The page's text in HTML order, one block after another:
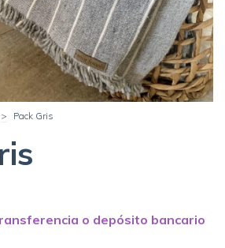
> Pack Gris
o depósito bancario